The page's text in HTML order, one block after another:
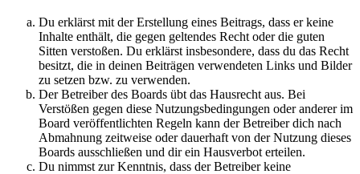
Du erklärst mit der Erstellung eines Beitrags, dass er keine
Inhalte enthält, die gegen geltendes Recht oder die guten
Sitten verstoßen. Du erklärst insbesondere, dass du das Recht
besitzt, die in deinen Beiträgen verwendeten Links und Bilder
zu setzen bzw. zu verwenden.
Der Betreiber des Boards übt das Hausrecht aus. Bei
Verstößen gegen diese Nutzungsbedingungen oder anderer im
Board veröffentlichten Regeln kann der Betreiber dich nach
Abmahnung zeitweise oder dauerhaft von der Nutzung dieses
Boards ausschließen und dir ein Hausverbot erteilen.
Du nimmst zur Kenntnis, dass der Betreiber keine